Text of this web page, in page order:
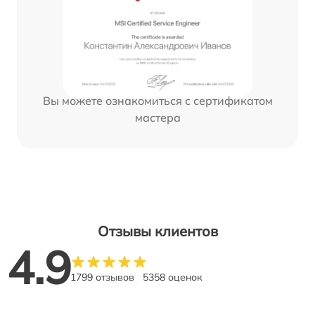
Вы можете ознакомиться с сертификатом
мастера
Отзывы клиентов
4.91799 отзывов 5358 оценок